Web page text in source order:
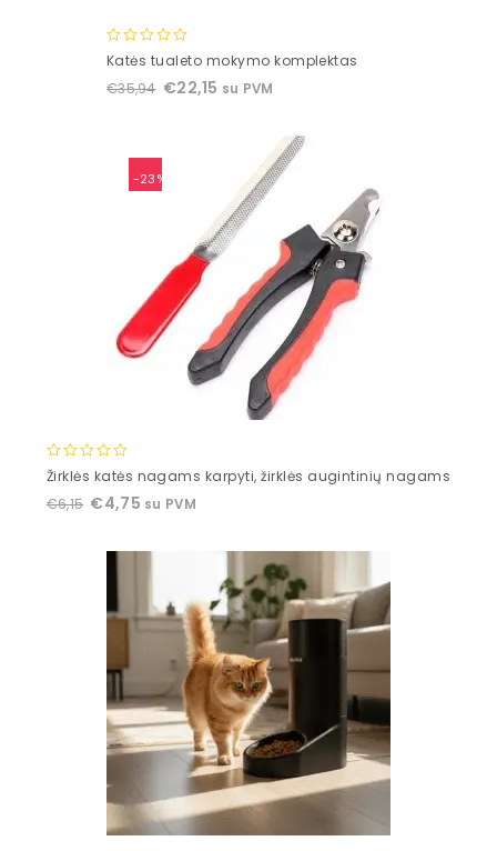
0
of
Katės tualeto mokymo komplektas
€35,94 €22,15 su PVM
-23%
0
of
Žirklės katės nagams karpyti, žirklės augintinių nagams
€6,15 €4,75 su PVM